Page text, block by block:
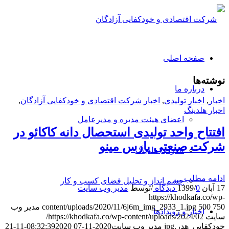
صفحه اصلی
درباره ما
اعضای هیئت مدیره و مدیرعامل
معرفی هلدینگ
چشم انداز و تحلیل فضای کسب و کار
اخبار و رویدادها
نوشته‌ها
اخبار , اخبار تولیدی, اخبار شرکت اقتصادی و خودکفایی آزادگان,
اخبار هلدینگ
افتتاح واحد تولیدی استحصال دانه کاکائو در
شرکت صنعتی پارس مینو
ادامه مطلب …
17 آبان 1399
/0 دیدگاه /توسط مدیر وب سایت
https://khodkafa.co/wp-
content/uploads/2020/11/6j6m_img_2933_1.jpg 500 750
مدیر وب
سایت
https://khodkafa.co/wp-content/uploads/2024/02/
خودکفایی_هدر.jpg
مدیر وب سایت2020-11-07 08:32:39
2020-11-21